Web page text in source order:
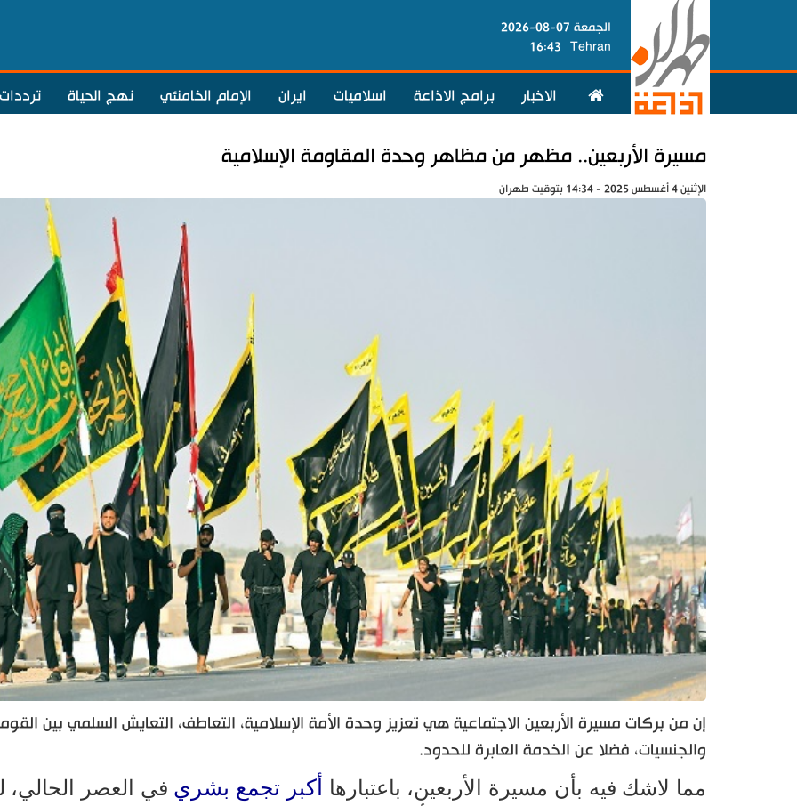
الجمعة 07-08-2026
Tehran
16:43
الاخبار برامج الاذاعة اسلاميات ايران الإمام الخامنئي نهج الحياة ترددات
مسيرة الأربعين.. مظهر من مظاهر وحدة المقاومة الإسلامية
الإثنين 4 أغسطس 2025 - 14:34 بتوقيت طهران
إن من بركات مسيرة الأربعين الاجتماعية هي تعزيز وحدة الأمة الإسلامية، التعاطف، التعايش السلمي بين
والجنسيات، فضلا عن الخدمة العابرة للحدود.
مما لاشك فيه بأن مسيرة الأربعين، باعتبارها أكبر تجمع بشري في العصر